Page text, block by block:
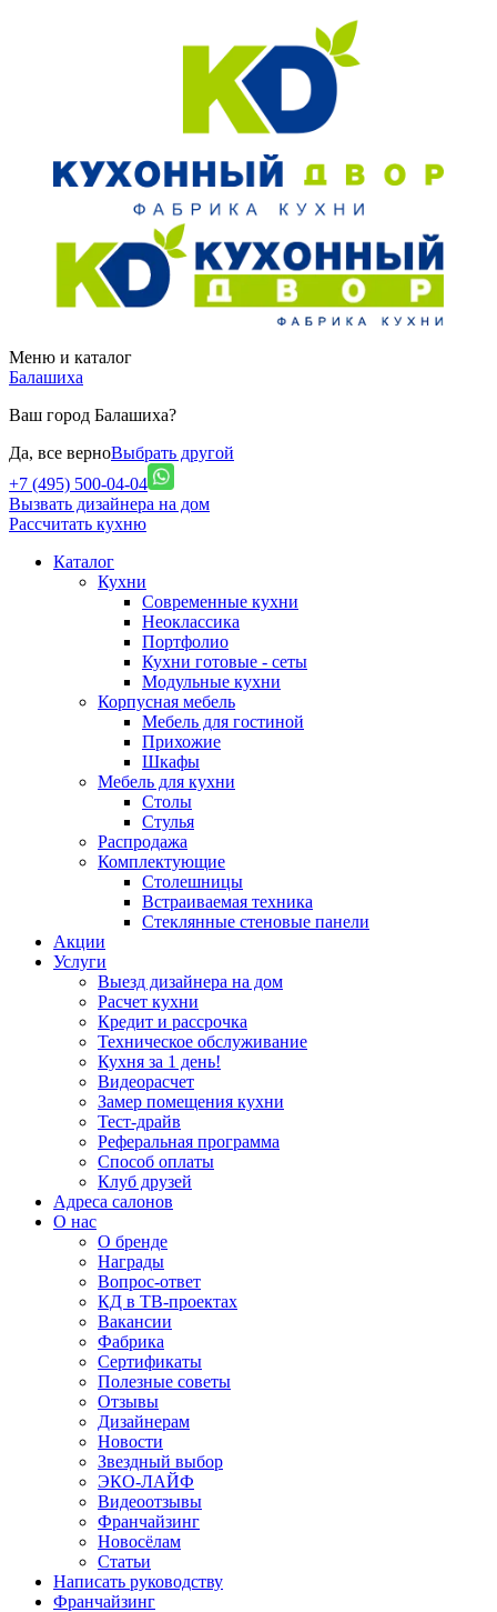
Меню и каталог
Балашиха
Ваш город Балашиха?
Да, все верноВыбрать другой
+7 (495) 500-04-04
Вызвать дизайнера на дом
Рассчитать кухню
Каталог
Кухни
Современные кухни
Неоклассика
Портфолио
Кухни готовые - сеты
Модульные кухни
Корпусная мебель
Мебель для гостиной
Прихожие
Шкафы
Мебель для кухни
Столы
Стулья
Распродажа
Комплектующие
Столешницы
Встраиваемая техника
Стеклянные стеновые панели
Акции
Услуги
Выезд дизайнера на дом
Расчет кухни
Кредит и рассрочка
Техническое обслуживание
Кухня за 1 день!
Видеорасчет
Замер помещения кухни
Тест-драйв
Реферальная программа
Способ оплаты
Клуб друзей
Адреса салонов
О нас
О бренде
Награды
Вопрос-ответ
КД в ТВ-проектах
Вакансии
Фабрика
Сертификаты
Полезные советы
Отзывы
Дизайнерам
Новости
Звездный выбор
ЭКО-ЛАЙФ
Видеоотзывы
Франчайзинг
Новосёлам
Статьи
Написать руководству
Франчайзинг